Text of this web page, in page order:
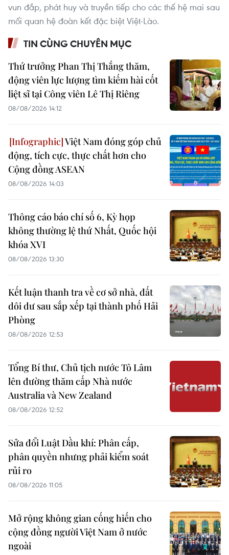
vun đắp, phát huy và truyền tiếp cho các thế hệ mai sau
mối quan hệ đoàn kết đặc biệt Việt-Lào.
TIN CÙNG CHUYÊN MỤC
Thứ trưởng Phan Thị Thắng thăm,
động viên lực lượng tìm kiếm hài cốt
liệt sĩ tại Công viên Lê Thị Riêng
08/08/2026 14:12
Việt Nam đóng góp chủ
động, tích cực, thực chất hơn cho
Cộng đồng ASEAN
08/08/2026 14:03
Thông cáo báo chí số 6, Kỳ họp
không thường lệ thứ Nhất, Quốc hội
khóa XVI
08/08/2026 13:30
Kết luận thanh tra về cơ sở nhà, đất
dôi dư sau sắp xếp tại thành phố Hải
Phòng
08/08/2026 12:53
Tổng Bí thư, Chủ tịch nước Tô Lâm
lên đường thăm cấp Nhà nước
Australia và New Zealand
08/08/2026 12:52
Sửa đổi Luật Dầu khí: Phân cấp,
phân quyền nhưng phải kiểm soát
rủi ro
08/08/2026 11:05
Mở rộng không gian cống hiến cho
cộng đồng người Việt Nam ở nước
ngoài